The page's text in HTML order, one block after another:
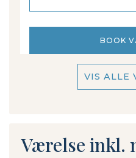
BOOK
VIS ALLE
Værelse inkl.